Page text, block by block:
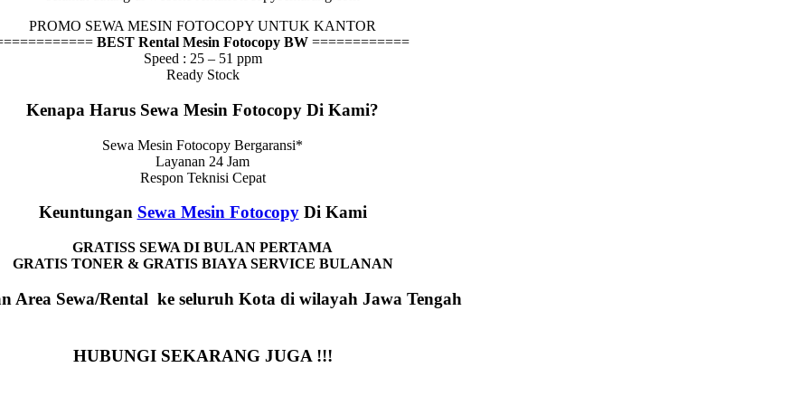
PROMO SEWA MESIN FOTOCOPY UNTUK KANTOR
BEST Rental Mesin Fotocopy BW ============
Speed : 25 – 51 ppm
Ready Stock
Kenapa Harus Sewa Mesin Fotocopy Di Kami?
Sewa Mesin Fotocopy Bergaransi*
Layanan 24 Jam
Respon Teknisi Cepat
Keuntungan Sewa Mesin FotocopyDi Kami
GRATISS SEWA DI BULAN PERTAMA
GRATIS TONER & GRATIS BIAYA SERVICE BULANAN
Area Sewa/Rental ke seluruh Kota di wilayah Jawa Tengah
HUBUNGI SEKARANG JUGA !!!